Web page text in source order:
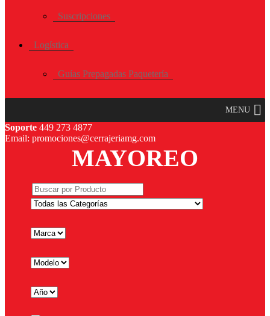
Suscripciones
Logística
Guías Prepagadas Paquetería
MENU
Soporte 449 273 4877
Email: promociones@cerrajeriamg.com
MAYOREO